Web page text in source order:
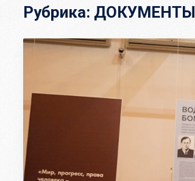
Рубрика: ДОКУМЕНТЫ